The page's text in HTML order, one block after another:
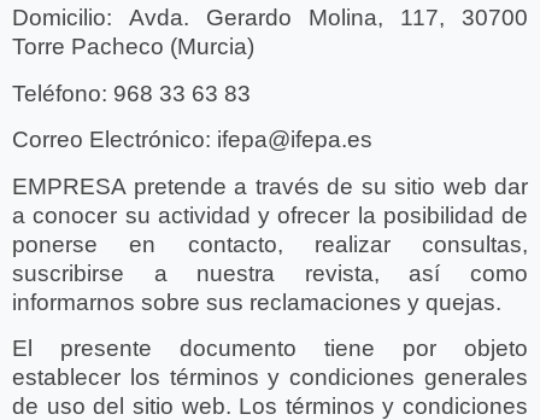
Domicilio: Avda. Gerardo Molina, 117, 30700
Torre Pacheco (Murcia)
Teléfono: 968 33 63 83
Correo Electrónico: ifepa@ifepa.es
EMPRESA pretende a través de su sitio web dar
a conocer su actividad y ofrecer la posibilidad de
ponerse en contacto, realizar consultas,
suscribirse a nuestra revista, así como
informarnos sobre sus reclamaciones y quejas.
El presente documento tiene por objeto
establecer los términos y condiciones generales
de uso del sitio web. Los términos y condiciones